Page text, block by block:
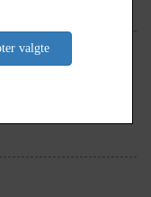
taget hos Anders
valgte